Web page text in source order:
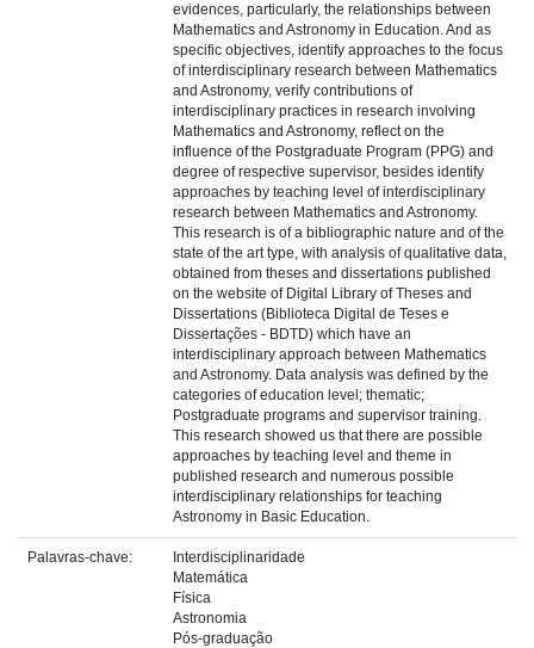
evidences, particularly, the relationships between
Mathematics and Astronomy in Education. And as
specific objectives, identify approaches to the focus
of interdisciplinary research between Mathematics
and Astronomy, verify contributions of
interdisciplinary practices in research involving
Mathematics and Astronomy, reflect on the
influence of the Postgraduate Program (PPG) and
degree of respective supervisor, besides identify
approaches by teaching level of interdisciplinary
research between Mathematics and Astronomy.
This research is of a bibliographic nature and of the
state of the art type, with analysis of qualitative data,
obtained from theses and dissertations published
on the website of Digital Library of Theses and
Dissertations (Biblioteca Digital de Teses e
Dissertações - BDTD) which have an
interdisciplinary approach between Mathematics
and Astronomy. Data analysis was defined by the
categories of education level; thematic;
Postgraduate programs and supervisor training.
This research showed us that there are possible
approaches by teaching level and theme in
published research and numerous possible
interdisciplinary relationships for teaching
Astronomy in Basic Education.
Palavras-chave:
Interdisciplinaridade
Matemática
Física
Astronomia
Pós-graduação